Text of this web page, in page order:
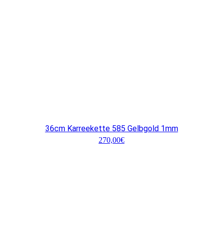
36cm Karreekette 585 Gelbgold 1mm
270,00€